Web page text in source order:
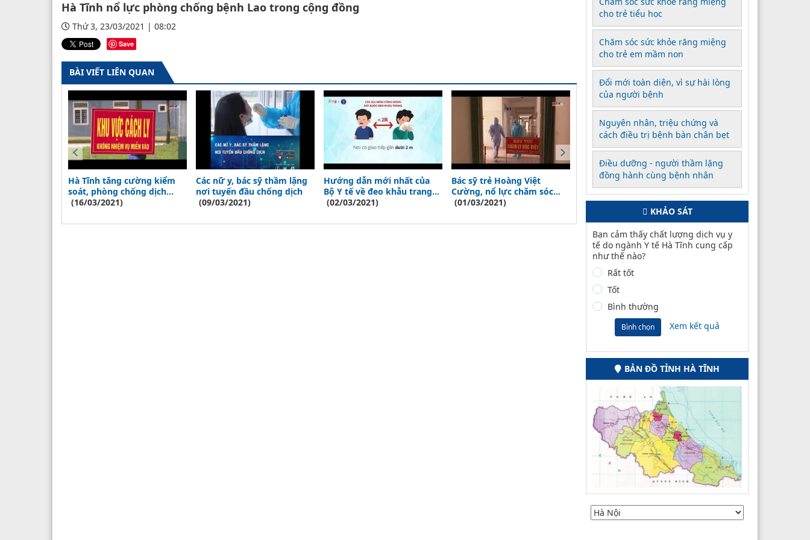
Hà Tĩnh nổ lực phòng chống bệnh Lao trong cộng đồng
Thứ 3, 23/03/2021 | 08:02
Save
BÀI VIẾT LIÊN QUAN
Hà Tĩnh tăng cường kiểm
soát, phòng chống dịch
Covid-19
(16/03/2021)
Các nữ y, bác sỹ thầm lặng
nơi tuyến đầu chống dịch
(09/03/2021)
Hướng dẫn mới nhất của
Bộ Y tế về đeo khẫu trang
nơi công cộng
(02/03/2021)
Bác sỹ trẻ Hoàng Việt
Cường, nổ lực chăm sóc
sức khỏe nhân dân
(01/03/2021)
"Tự hào những chiến sĩ áo
trắng"
(26/02/2021)
Chiến sỹ áo trắng nơi
đầu chống dịch
(26/02/2021)
cho trẻ tiểu học
Chăm sóc sức khỏe răng miệng
cho trẻ em mầm non
Đổi mới toàn diện, vì sự hài lòng
của người bệnh
Nguyên nhân, triệu chứng và
cách điều trị bệnh bàn chân bẹt
Điều dưỡng - người thầm lặng
đồng hành cùng bệnh nhân
KHẢO SÁT
Bạn cảm thấy chất lượng dịch vụ y
tế do ngành Y tế Hà Tĩnh cung cấp
như thế nào?
Rất tốt
Tốt
Bình thường
Bình chọn Xem kết quả
BẢN ĐỒ TỈNH HÀ TĨNH